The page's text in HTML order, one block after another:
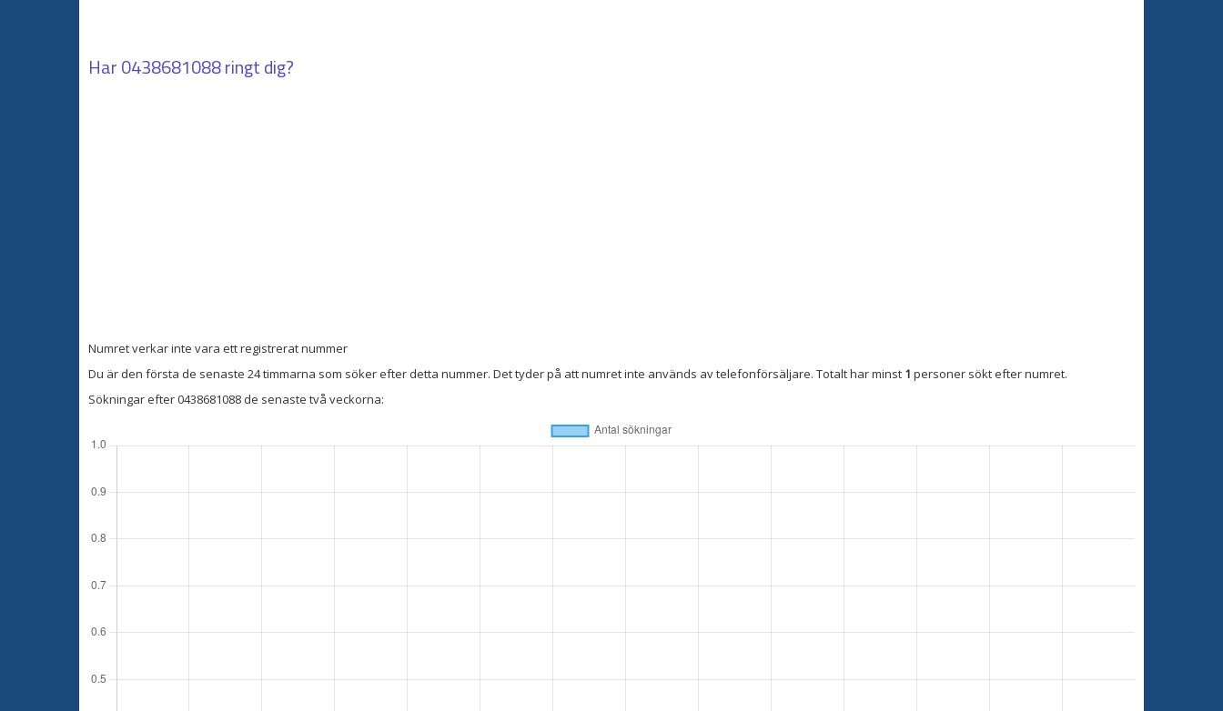
Har0438681088ringt dig?
Numret verkar inte vara ett registrerat nummer
Du är den första de senaste 24 timmarna som söker efter detta nummer. Det tyder på att numret inte används av telefonförsäljare. Totalt har minst 1 personer sökt efter numret.
Sökningar efter 0438681088 de senaste två veckorna: